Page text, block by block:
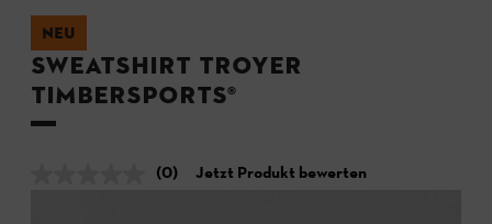
NEU
Sweatshirt TROYER
TIMBERSPORTS®
(0) Jetzt Produkt bewerten